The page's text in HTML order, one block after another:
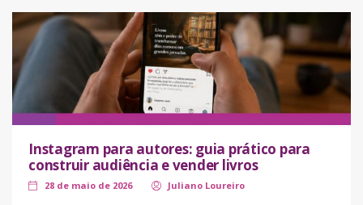
Instagram para autores: guia prático para
construir audiência e vender livros
28 de maio de 2026 Juliano Loureiro